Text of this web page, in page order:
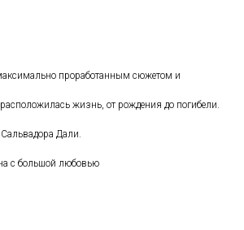
проработанным сюжетом и
жизнь, от рождения до погибели.
Дали.
с большой любовью